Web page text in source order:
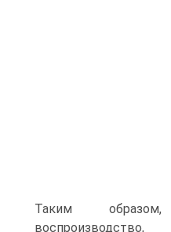
Таким